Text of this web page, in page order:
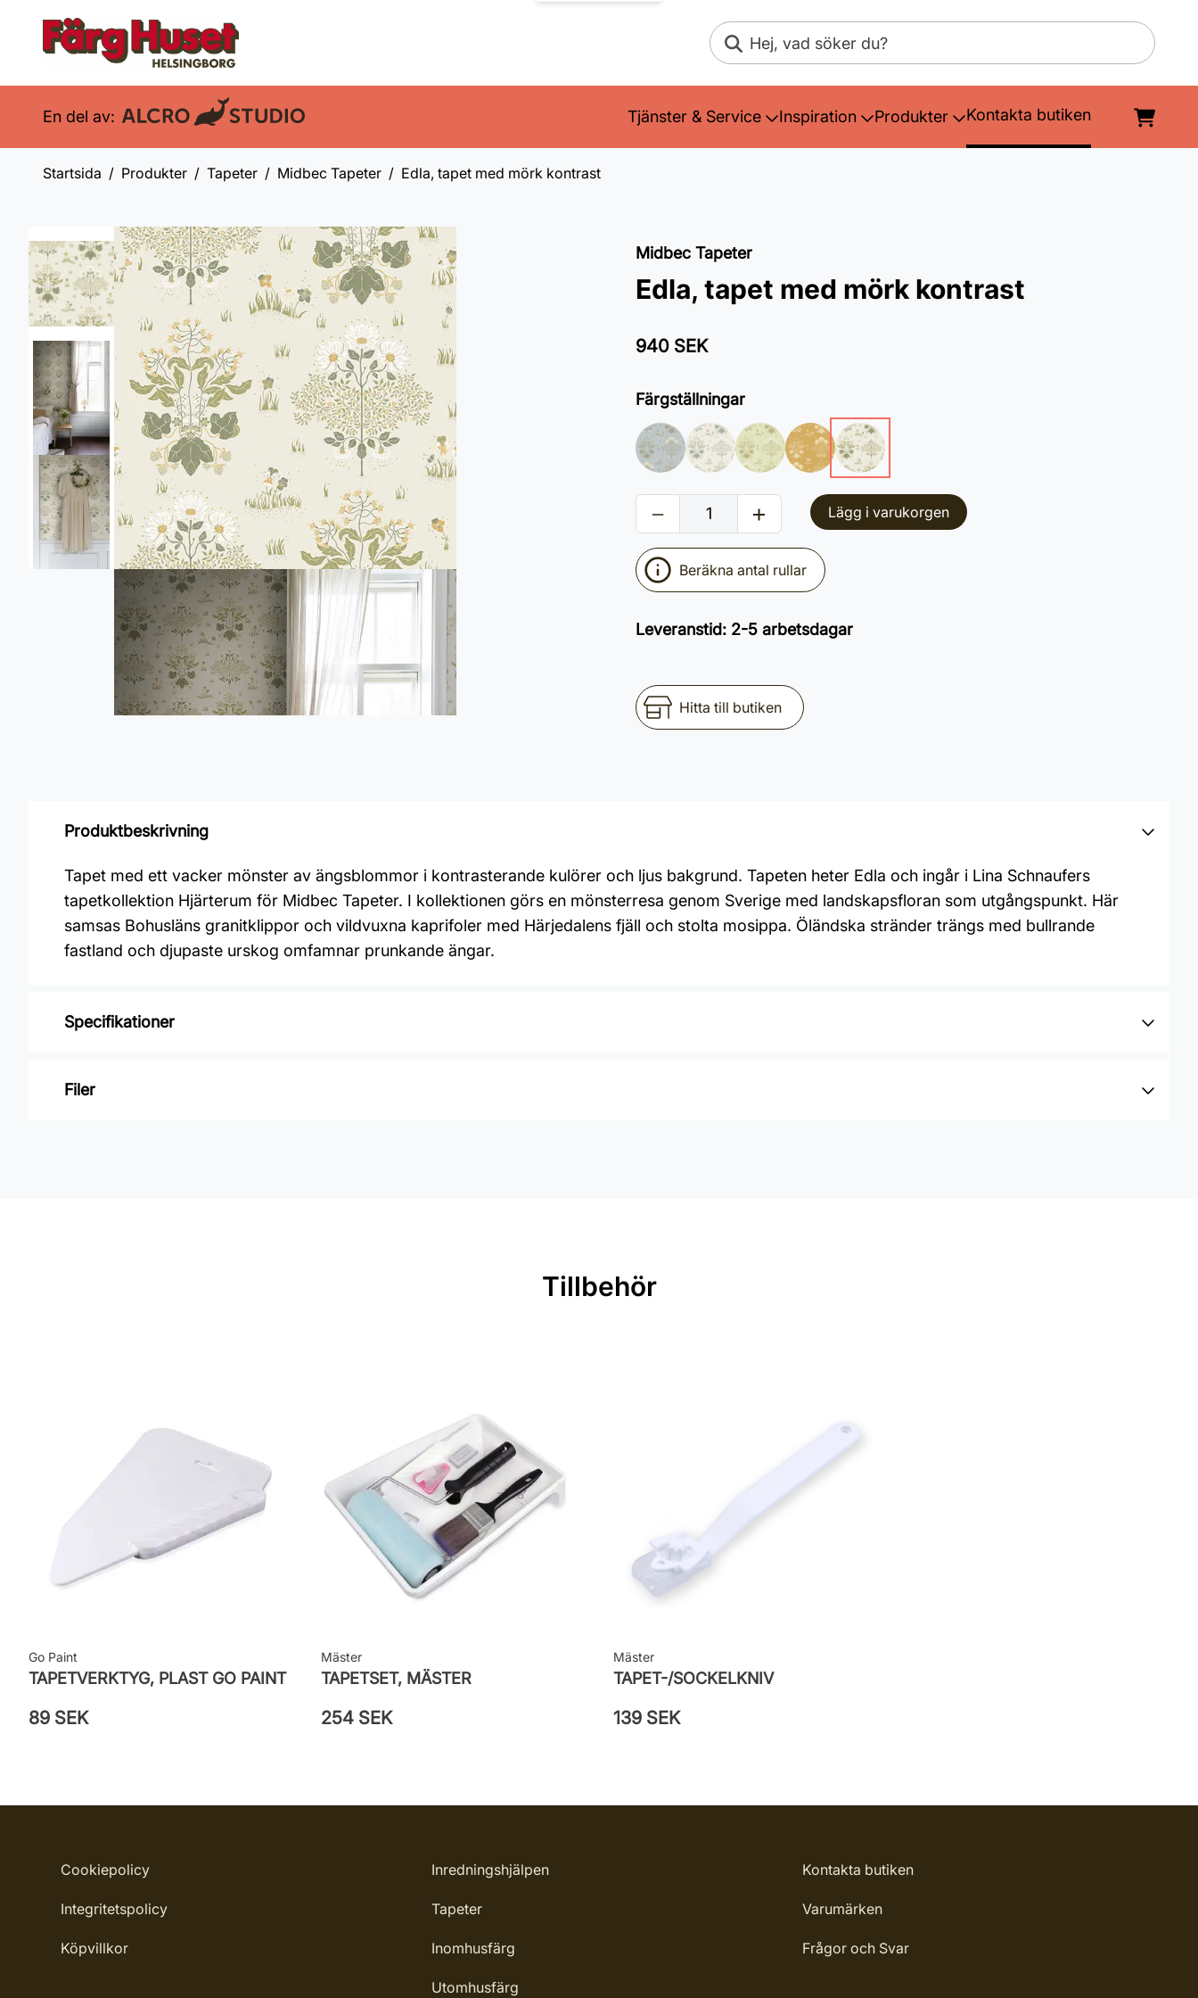
Sök
En del av: Tjänster & Service Inspiration Produkter Kontakta butiken
Startsida Produkter Tapeter Midbec Tapeter Edla, tapet med mörk kontrast
Midbec Tapeter
Edla, tapet med mörk kontrast
940 SEK
Färgställningar
Lägg i varukorgen
Beräkna antal rullar
Leveranstid: 2-5 arbetsdagar
Hitta till butiken
Produktbeskrivning
Tapet med ett vacker mönster av ängsblommor i kontrasterande kulörer och ljus bakgrund. Tapeten heter Edla och ingår i Lina Schnaufers
tapetkollektion Hjärterum för Midbec Tapeter. I kollektionen görs en mönsterresa genom Sverige med landskapsfloran som utgångspunkt. Här
samsas Bohusläns granitklippor och vildvuxna kaprifoler med Härjedalens fjäll och stolta mosippa. Öländska stränder trängs med bullrande
fastland och djupaste urskog omfamnar prunkande ängar.
Specifikationer
Varumärke: Midbec Tapeter
Filer
Tillbehör
Go Paint
TAPETVERKTYG, PLAST GO PAINT
89 SEK
Mäster
TAPETSET, MÄSTER
254 SEK
Mäster
TAPET-/SOCKELKNIV
139 SEK
Cookiepolicy
Integritetspolicy
Köpvillkor
Inredningshjälpen
Tapeter
Inomhusfärg
Utomhusfärg
Kontakta butiken
Varumärken
Frågor och Svar